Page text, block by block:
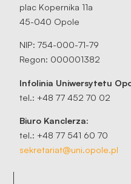
plac Kopernika 11a
45-040 Opole
NIP: 754-000-71-79
Regon: 000001382
Infolinia Uniwersytetu
tel.: +48 77 452 70 02
Biuro Kanclerza:
tel.: +48 77 541 60 70
sekretariat@uni.opole.pl